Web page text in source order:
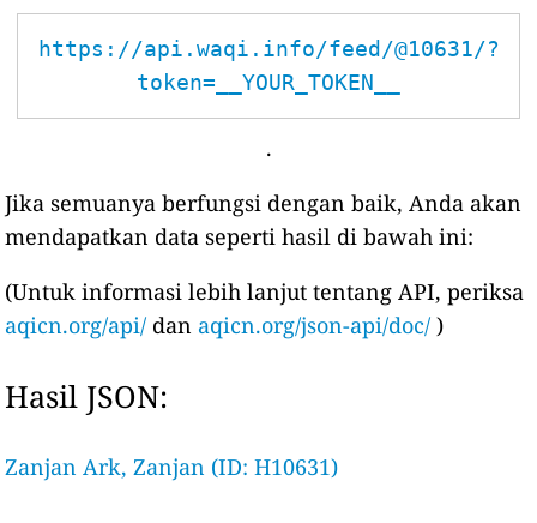
https://api.waqi.info/feed/@10631/?
token=__YOUR_TOKEN__
.
Jika semuanya berfungsi dengan baik, Anda akan
mendapatkan data seperti hasil di bawah ini:
(Untuk informasi lebih lanjut tentang API, periksa
aqicn.org/api/ dan aqicn.org/json-api/doc/ )
Hasil JSON:
Zanjan Ark, Zanjan (ID: H10631)